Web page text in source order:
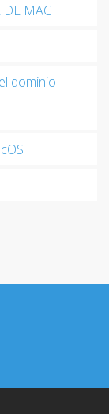
DE MAC
dominio